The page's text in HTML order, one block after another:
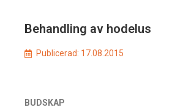
Behandling av hodelus
Publicerad: 17.08.2015
BUDSKAP